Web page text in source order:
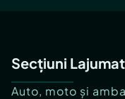
Secțiuni
Auto, moto și